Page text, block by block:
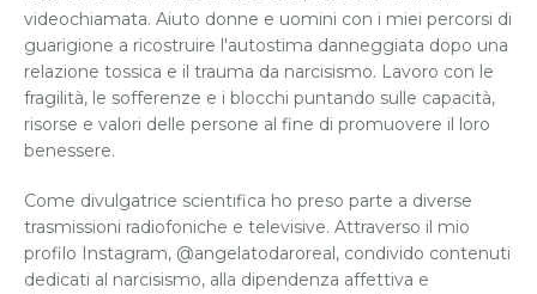
videochiamata. Aiuto donne e uomini con i miei percorsi di
guarigione a ricostruire l'autostima danneggiata dopo una
relazione tossica e il trauma da narcisismo. Lavoro con le
fragilità, le sofferenze e i blocchi puntando sulle capacità,
risorse e valori delle persone al fine di promuovere il loro
benessere.
Come divulgatrice scientifica ho preso parte a diverse
trasmissioni radiofoniche e televisive. Attraverso il mio
profilo Instagram, @angelatodaroreal, condivido contenuti
dedicati al narcisismo, alla dipendenza affettiva e